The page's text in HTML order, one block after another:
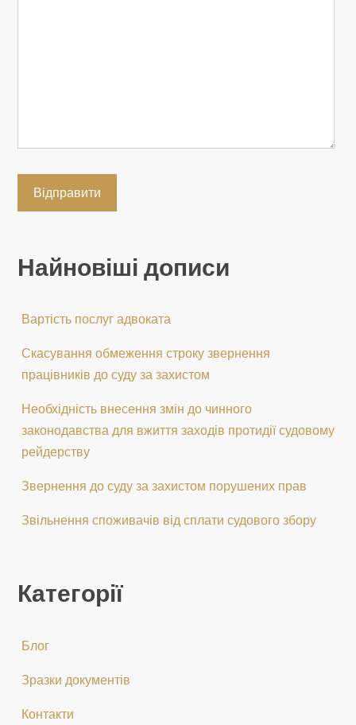
Найновіші дописи
Вартість послуг адвоката
Скасування обмеження строку звернення
працівників до суду за захистом
Необхідність внесення змін до чинного
законодавства для вжиття заходів протидії судовому
рейдерству
Звернення до суду за захистом порушених прав
Звільнення споживачів від сплати судового збору
Категорії
Блог
Зразки документів
Контакти